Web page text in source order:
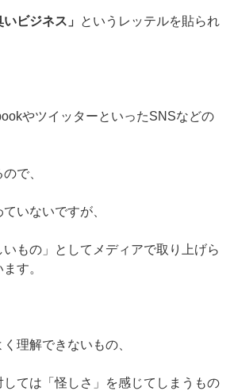
いビジネス」 というレッテルを貼られ
やツイッターといったSNSなどの
で、
いないですが、
もの」としてメディアで取り上げら
す。
理解できないもの、
ては「怪しさ」を感じてしまうもの